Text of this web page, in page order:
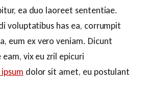
ea duo laoreet sententiae.
voluptatibus has ea, corrumpit
eum ex vero veniam. Dicunt
vix eu zril epicuri
dolor sit amet, eu postulant